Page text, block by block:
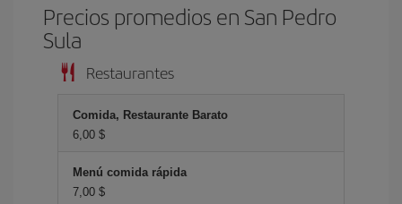
Precios promedios en San Pedro
Sula
Restaurantes
Comida, Restaurante Barato
6,00 $
Menú comida rápida
7,00 $